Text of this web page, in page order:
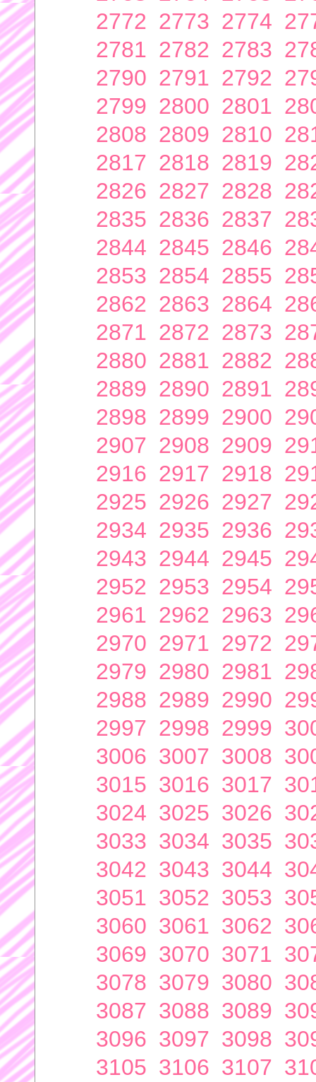
2772 2773 2774
2781 2782 2783
2790 2791 2792
2799 2800 2801
2808 2809 2810
2817 2818 2819
2826 2827 2828
2835 2836 2837
2844 2845 2846
2853 2854 2855
2862 2863 2864
2871 2872 2873
2880 2881 2882
2889 2890 2891
2898 2899 2900
2907 2908 2909
2916 2917 2918
2925 2926 2927
2934 2935 2936
2943 2944 2945
2952 2953 2954
2961 2962 2963
2970 2971 2972
2979 2980 2981
2988 2989 2990
2997 2998 2999
3006 3007 3008
3015 3016 3017
3024 3025 3026
3033 3034 3035
3042 3043 3044
3051 3052 3053
3060 3061 3062
3069 3070 3071
3078 3079 3080
3087 3088 3089
3096 3097 3098
3105 3106 3107